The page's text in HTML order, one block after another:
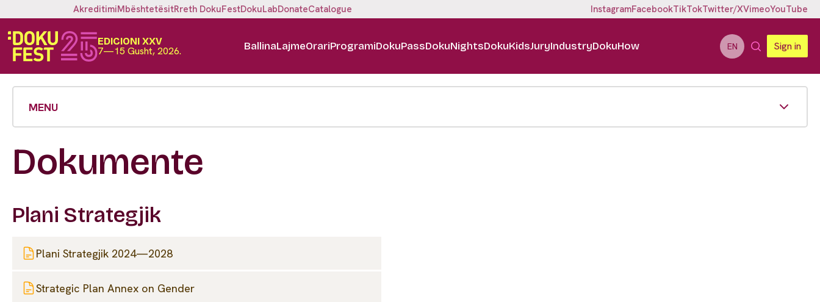
AkreditimiMbështetësitRreth DokuFestDokuLabDonateCatalogue InstagramFacebookTikTokTwitter/XVimeoYouTube
EDICIONI XXV
7—15 Gusht, 2026. BallinaLajmeOrariProgramiDokuPassDokuNightsDokuKidsJuryIndustryDokuHow EN Sign in
MENU
Dokumente
Plani Strategjik
Plani Strategjik 2024—2028
Strategic Plan Annex on Gender